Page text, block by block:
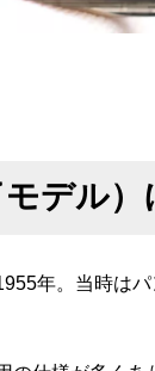
デル）
年。当時は